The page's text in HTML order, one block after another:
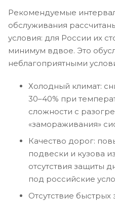
Рекомендуемые
обслуживания
условия: для России их
минимум вдвое. Это
неблагоприятными
Холодный климат:
30–40% при
сложности с
«замораживания»
Качество дорог:
подвески и кузова
отсутствия защиты
под российские
Отсутствие быстрых